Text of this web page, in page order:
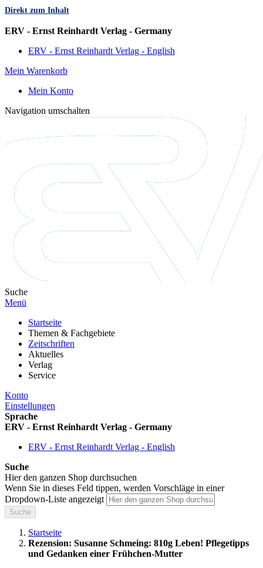
Direkt zum Inhalt
ERV - Ernst Reinhardt Verlag - Germany
ERV - Ernst Reinhardt Verlag - English
Mein Warenkorb
Mein Konto
Navigation umschalten
Suche
Menü
Startseite
Themen & Fachgebiete
Zeitschriften
Aktuelles
Verlag
Service
Konto
Einstellungen
Sprache
ERV - Ernst Reinhardt Verlag - Germany
ERV - Ernst Reinhardt Verlag - English
Suche
Hier den ganzen Shop durchsuchen
Wenn Sie in dieses Feld tippen, werden Vorschläge in einer
Dropdown-Liste angezeigt
Suche
Startseite
Rezension: Susanne Schmeing: 810g Leben! Pflegetipps
und Gedanken einer Frühchen-Mutter